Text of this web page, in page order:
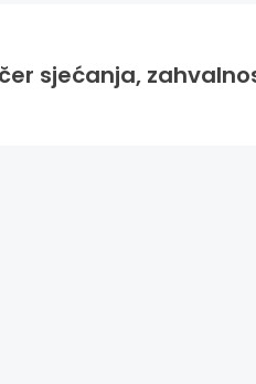
sjećanja,